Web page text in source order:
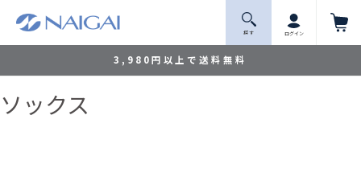
3,980円以上で送料無料
探 す ログイン
ソックス